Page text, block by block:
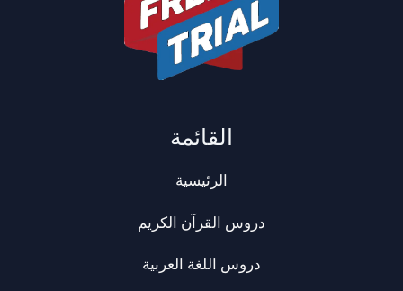
القائمة
الرئيسية
دروس القرآن الكريم
دروس اللغة العربية